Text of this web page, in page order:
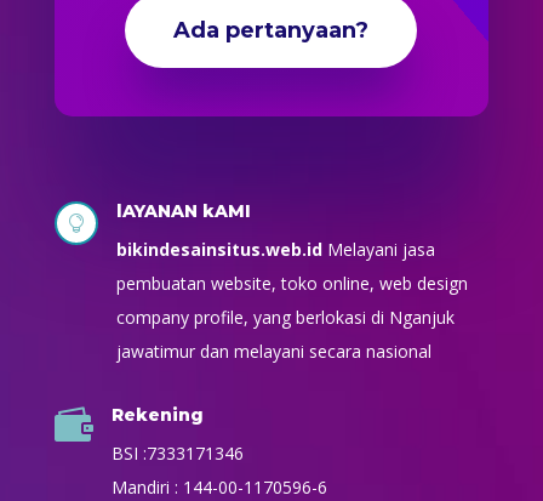
Ada pertanyaan?

lAYANAN kAMI
bikindesainsitus.web.idMelayani jasa
pembuatan website, toko online, web design
company profile, yang berlokasi di Nganjuk
jawatimur dan melayani secara nasional
 Rekening
BSI :7333171346
Mandiri : 144-00-1170596-6